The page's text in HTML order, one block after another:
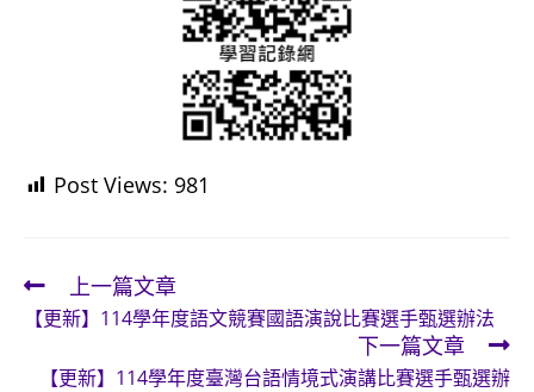
Post Views: 981
Read
more
articles
上一篇文章
【更新】114學年度語文競賽國語演說比賽選手甄選辦法
下一篇文章
【更新】114學年度臺灣台語情境式演講比賽選手甄選辦